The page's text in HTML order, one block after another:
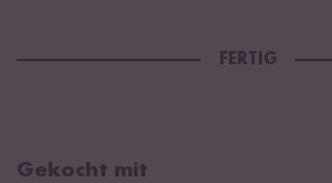
FERTIG
Gekocht mit